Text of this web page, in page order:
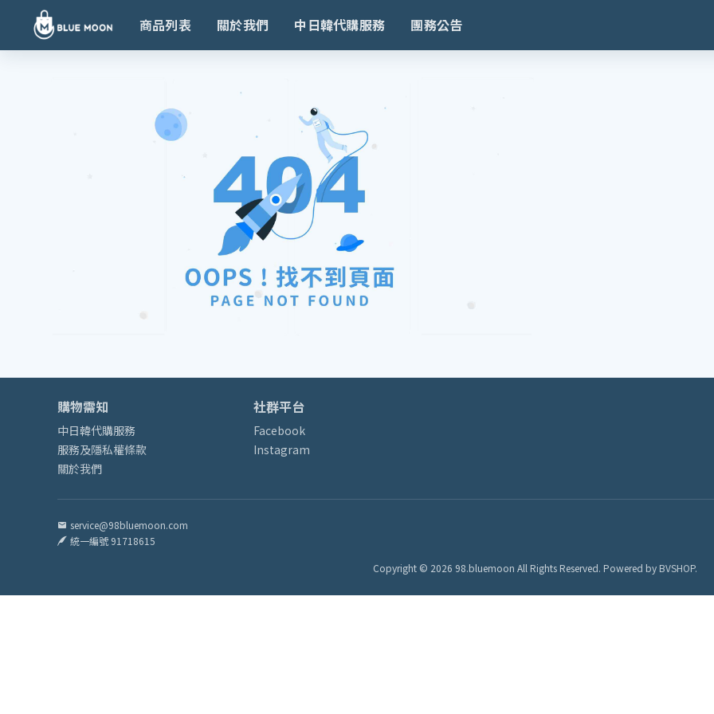
商品列表 關於我們 中日韓代購服務 團務公告
購物需知
中日韓代購服務
服務及隱私權條款
關於我們
社群平台
Facebook
Instagram
service@98bluemoon.com
統一編號 91718615
Copyright © 2026 98.bluemoon All Rights Reserved. Powered by BVSHOP.